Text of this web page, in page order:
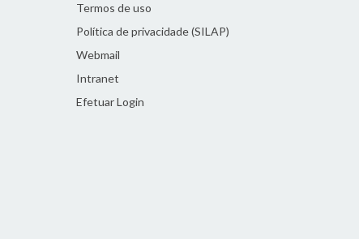
Termos de uso
Política de privacidade (SILAP)
Webmail
Intranet
Efetuar Login